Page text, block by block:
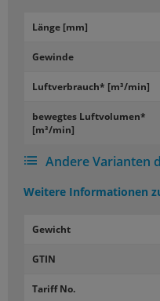
Länge [mm]
Ge­win­de
Luft­ver­brauch* [m³/min]
be­weg­tes Luft­vo­lu­men*
[m³/min]
Andere Varianten
Weitere Informationen
Gewicht
GTIN
Tariff No.